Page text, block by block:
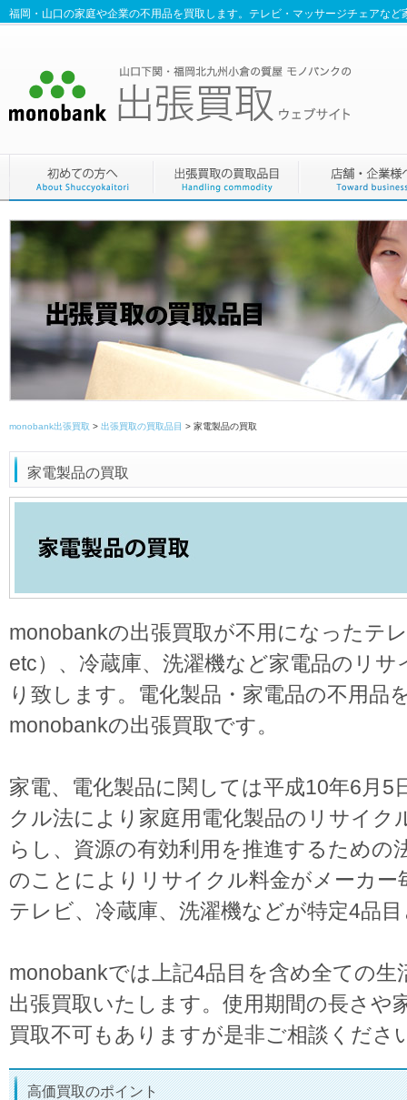
福岡・山口の家庭や企業の不用品を買取します。テレビ・マッサージチェアな
monobank出張買取 > 出張買取の買取品目 > 家電製品の買取
家電製品の買取
monobankの出張買取が不用になったテ
etc）、冷蔵庫、洗濯機など家電品のリ
り致します。電化製品・家電品の不用品
monobankの出張買取です。
家電、電化製品に関しては平成10年6月5
クル法により家庭用電化製品のリサイク
らし、資源の有効利用を推進するための
のことによりリサイクル料金がメーカ
テレビ、冷蔵庫、洗濯機などが特定4品
monobankでは上記4品目を含め全ての生
出張買取いたします。使用期間の長さや
買取不可もありますが是非ご相談くださ
高価買取のポイント